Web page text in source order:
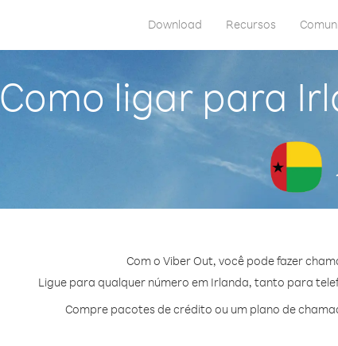
Download Recursos
Como ligar para
Com o Viber Out, você pode fazer
Ligue para qualquer número em Irlanda, tanto para
Compre pacotes de crédito ou um plano de